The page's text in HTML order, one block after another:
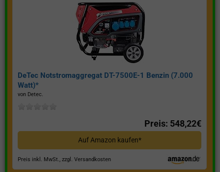
DeTec Notstromaggregat DT-7500E-1 Benzin (7.000
Watt)*
von Detec.
Preis: 548,22€
Auf Amazon kaufen*
Preis inkl. MwSt., zzgl. Versandkosten